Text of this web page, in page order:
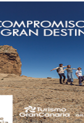
en la calle hace menos de
cari...
| 9.7.2025